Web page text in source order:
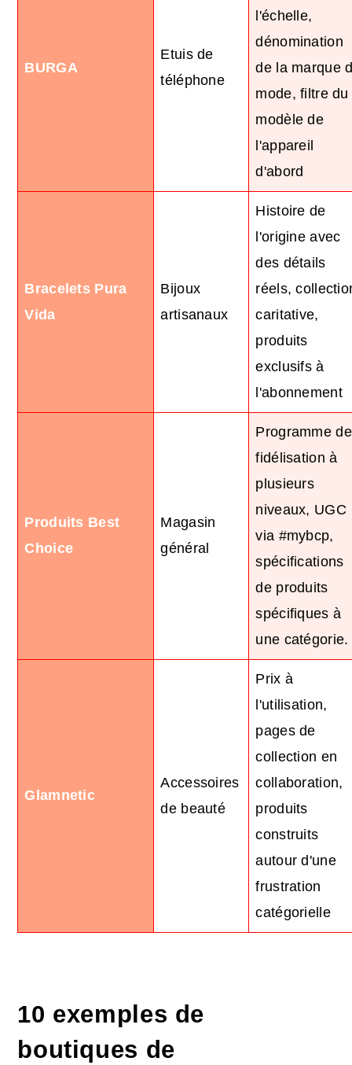
BURGA
Etuis de
téléphone
l'échelle,
dénomination
de la marque
mode, filtre du
modèle de
l'appareil
d'abord
Bracelets Pura
Vida
Bijoux
artisanaux
Histoire de
l'origine avec
des détails
réels,
caritative,
produits
exclusifs à
l'abonnement
Produits Best
Choice
Magasin
général
Programme de
fidélisation à
plusieurs
niveaux, UGC
via #mybcp,
spécifications
de produits
spécifiques à
une catégorie.
Glamnetic
Accessoires
de beauté
Prix à
l'utilisation,
pages de
collection en
collaboration,
produits
construits
autour d'une
frustration
catégorielle
10 exemples de
boutiques de